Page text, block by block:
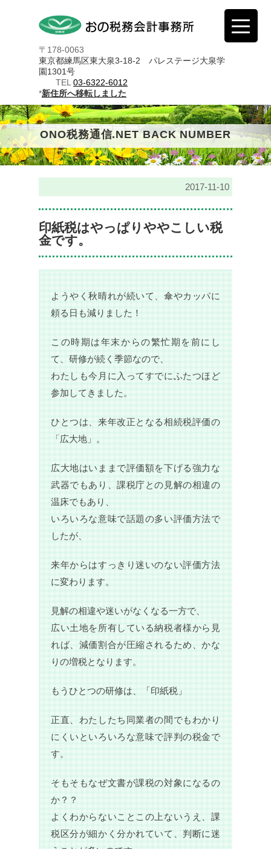
〒178-0063
東京都練馬区東大泉3-18-2 パレステージ大泉学
園1301号
TEL 03-6322-6012
*新住所へ移転しました
ONO税務通信.NET BACK NUMBER
2017-11-10
印紙税はやっぱりややこしい税
金です。
ようやく秋晴れが続いて、傘やカッパに
頼る日も減りました！
この時期は年末からの繁忙期を前にし
て、研修が続く季節なので、
わたしも今月に入ってすでにふたつほど
参加してきました。
ひとつは、来年改正となる相続税評価の
「広大地」。
広大地はいままで評価額を下げる強力な
武器でもあり、課税庁との見解の相違の
温床でもあり、
いろいろな意味で話題の多い評価方法で
したが、
来年からはすっきり迷いのない評価方法
に変わります。
見解の相違や迷いがなくなる一方で、
広い土地を所有している納税者様から見
れば、減価割合が圧縮されるため、かな
りの増税となります。
もうひとつの研修は、「印紙税」
正直、わたしたち同業者の間でもわかり
にくいといろいろな意味で評判の税金で
す。
そもそもなぜ文書が課税の対象になるの
か？？
よくわからないことこの上ないうえ、課
税区分が細かく分かれていて、判断に迷